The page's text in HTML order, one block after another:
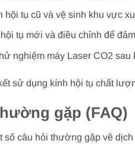
hội tụ cũ và vệ sinh khu vực
tụ mới và điều chỉnh để
nghiệm máy Laser CO2 sau
sử dụng kính hội tụ chất
gặp (FAQ)
số câu hỏi thường gặp về